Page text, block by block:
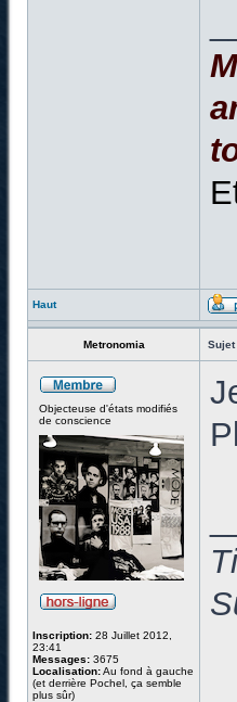
Haut
Metronomia Sujet
Objecteuse d'états modifiés
de conscience
Inscription: 28 Juillet 2012,
23:41
Messages: 3675
Localisation:Au fond à gauche
(et derrière Pochel, ça semble
plus sûr)